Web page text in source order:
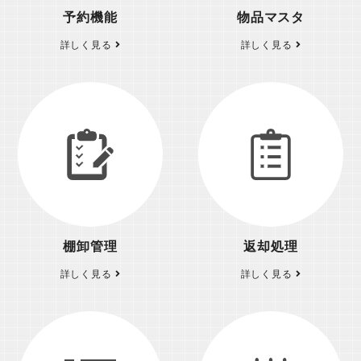
予約機能
詳しく見る
物品マスタ
詳しく見る
棚卸管理
詳しく見る
返却処理
詳しく見る